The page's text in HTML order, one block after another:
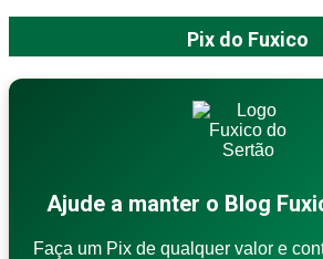
Pix do Fuxico
Ajude a manter o Blog
Faça um Pix de qualquer valor e